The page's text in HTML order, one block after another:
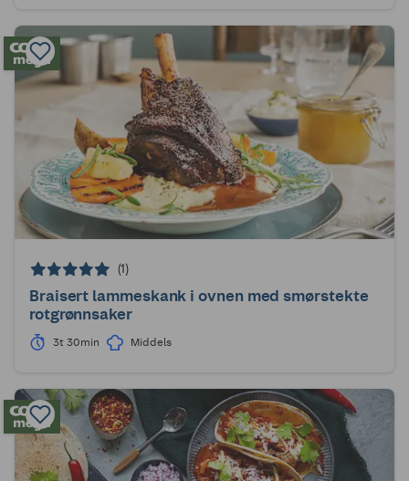
(1)
Braisert lammeskank i ovnen med smørstekte
rotgrønnsaker
3t 30min Middels